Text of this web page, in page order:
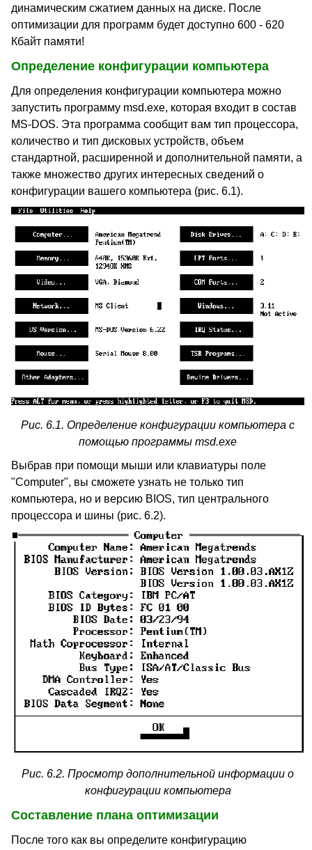
динамическим сжатием данных на диске. После
оптимизации для программ будет доступно 600 - 620
Кбайт памяти!
Определение конфигурации компьютера
Для определения конфигурации компьютера можно
запустить программу msd.exe, которая входит в состав
MS-DOS. Эта программа сообщит вам тип процессора,
количество и тип дисковых устройств, объем
стандартной, расширенной и дополнительной памяти, а
также множество других интересных сведений о
конфигурации вашего компьютера (рис. 6.1).
Рис. 6.1. Определение конфигурации компьютера с
помощью программы msd.exe
Выбрав при помощи мыши или клавиатуры поле
"Computer", вы сможете узнать не только тип
компьютера, но и версию BIOS, тип центрального
процессора и шины (рис. 6.2).
Рис. 6.2. Просмотр дополнительной информации о
конфигурации компьютера
Составление плана оптимизации
После того как вы определите конфигурацию